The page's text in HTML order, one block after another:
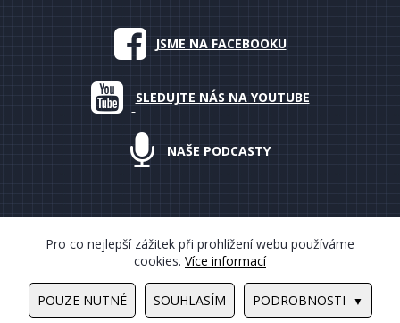
Pro co nejlepší zážitek při prohlížení webu používáme
cookies. Více informací
POUZE NUTNÉ SOUHLASÍM PODROBNOSTI
JSME NA FACEBOOKU
SLEDUJTE NÁS NA YOUTUBE
NAŠE PODCASTY
vyhrazena
Design byOndrej Hauser/Tvorba www stránekPUXdesign